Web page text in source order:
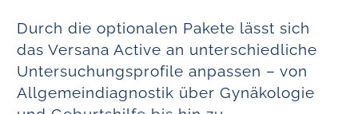
Durch die optionalen Pakete lässt sich
das Versana Active an unterschiedliche
Untersuchungsprofile anpassen – von
Allgemeindiagnostik über Gynäkologie